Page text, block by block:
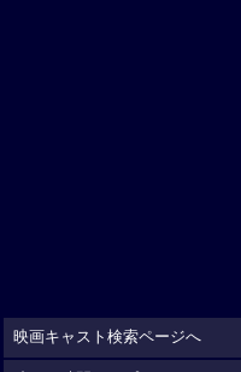
映画キャスト検索ページへ